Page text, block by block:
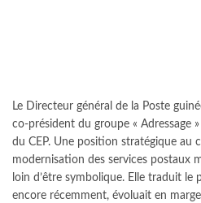
Le Directeur général de la Poste
co-président du groupe « Adressage
du CEP. Une position stratégique au
modernisation des services postaux
loin d’être symbolique. Elle traduit le
encore récemment, évoluait en